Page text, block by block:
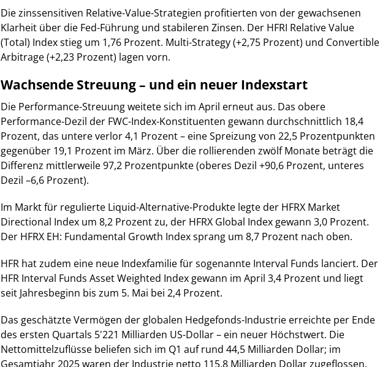
Die zinssensitiven Relative-Value-Strategien profitierten von der gewachsenen
Klarheit über die Fed-Führung und stabileren Zinsen. Der HFRI Relative Value
(Total) Index stieg um 1,76 Prozent. Multi-Strategy (+2,75 Prozent) und Convertible
Arbitrage (+2,23 Prozent) lagen vorn.
Wachsende Streuung – und ein neuer Indexstart
Die Performance-Streuung weitete sich im April erneut aus. Das obere
Performance-Dezil der FWC-Index-Konstituenten gewann durchschnittlich 18,4
Prozent, das untere verlor 4,1 Prozent – eine Spreizung von 22,5 Prozentpunkten
gegenüber 19,1 Prozent im März. Über die rollierenden zwölf Monate beträgt die
Differenz mittlerweile 97,2 Prozentpunkte (oberes Dezil +90,6 Prozent, unteres
Dezil –6,6 Prozent).
Im Markt für regulierte Liquid-Alternative-Produkte legte der HFRX Market
Directional Index um 8,2 Prozent zu, der HFRX Global Index gewann 3,0 Prozent.
Der HFRX EH: Fundamental Growth Index sprang um 8,7 Prozent nach oben.
HFR hat zudem eine neue Indexfamilie für sogenannte Interval Funds lanciert. Der
HFR Interval Funds Asset Weighted Index gewann im April 3,4 Prozent und liegt
seit Jahresbeginn bis zum 5. Mai bei 2,4 Prozent.
Das geschätzte Vermögen der globalen Hedgefonds-Industrie erreichte per Ende
des ersten Quartals 5'221 Milliarden US-Dollar – ein neuer Höchstwert. Die
Nettomittelzuflüsse beliefen sich im Q1 auf rund 44,5 Milliarden Dollar; im
Gesamtjahr 2025 waren der Industrie netto 115,8 Milliarden Dollar zugeflossen.